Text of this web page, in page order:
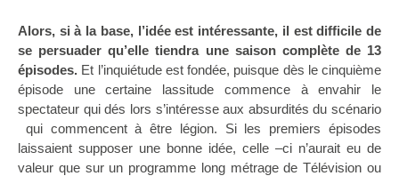
Alors, si à la base, l’idée est intéressante, il est difficile de
se persuader qu’elle tiendra une saison complète de 13
épisodes. Et l’inquiétude est fondée, puisque dès le cinquième
épisode une certaine lassitude commence à envahir le
spectateur qui dés lors s’intéresse aux absurdités du scénario
qui commencent à être légion. Si les premiers épisodes
laissaient supposer une bonne idée, celle –ci n’aurait eu de
valeur que sur un programme long métrage de Télévision ou